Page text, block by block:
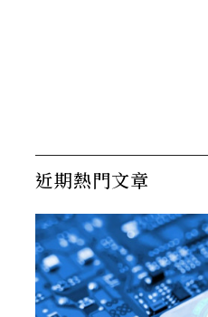
關稅對
川普暫緩
25%關
將成談判
近期熱門文章